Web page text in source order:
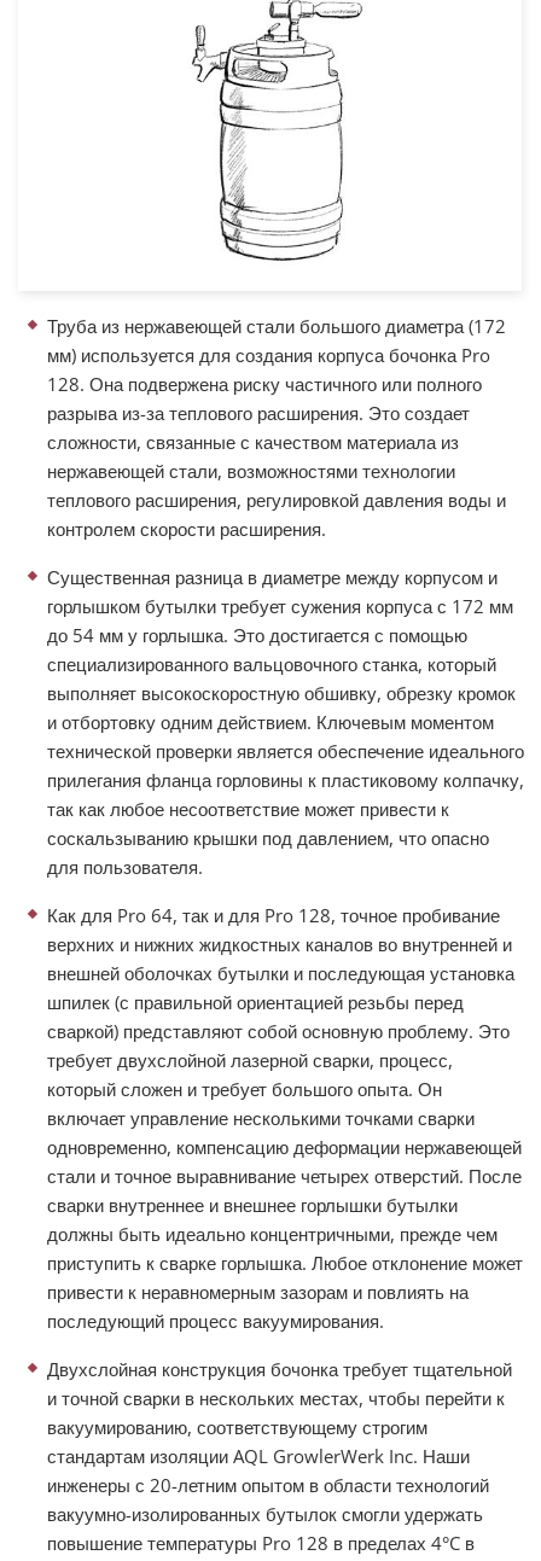
Труба из нержавеющей стали большого диаметра (172
мм) используется для создания корпуса бочонка Pro
128. Она подвержена риску частичного или полного
разрыва из-за теплового расширения. Это создает
сложности, связанные с качеством материала из
нержавеющей стали, возможностями технологии
теплового расширения, регулировкой давления воды и
контролем скорости расширения.
Существенная разница в диаметре между корпусом и
горлышком бутылки требует сужения корпуса с 172 мм
до 54 мм у горлышка. Это достигается с помощью
специализированного вальцовочного станка, который
выполняет высокоскоростную обшивку, обрезку кромок
и отбортовку одним действием. Ключевым моментом
технической проверки является обеспечение идеального
прилегания фланца горловины к пластиковому колпачку,
так как любое несоответствие может привести к
соскальзыванию крышки под давлением, что опасно
для пользователя.
Как для Pro 64, так и для Pro 128, точное пробивание
верхних и нижних жидкостных каналов во внутренней и
внешней оболочках бутылки и последующая установка
шпилек (с правильной ориентацией резьбы перед
сваркой) представляют собой основную проблему. Это
требует двухслойной лазерной сварки, процесс,
который сложен и требует большого опыта. Он
включает управление несколькими точками сварки
одновременно, компенсацию деформации нержавеющей
стали и точное выравнивание четырех отверстий. После
сварки внутреннее и внешнее горлышки бутылки
должны быть идеально концентричными, прежде чем
приступить к сварке горлышка. Любое отклонение может
привести к неравномерным зазорам и повлиять на
последующий процесс вакуумирования.
Двухслойная конструкция бочонка требует тщательной
и точной сварки в нескольких местах, чтобы перейти к
вакуумированию, соответствующему строгим
стандартам изоляции AQL GrowlerWerk Inc. Наши
инженеры с 20-летним опытом в области технологий
вакуумно-изолированных бутылок смогли удержать
повышение температуры Pro 128 в пределах 4°C в